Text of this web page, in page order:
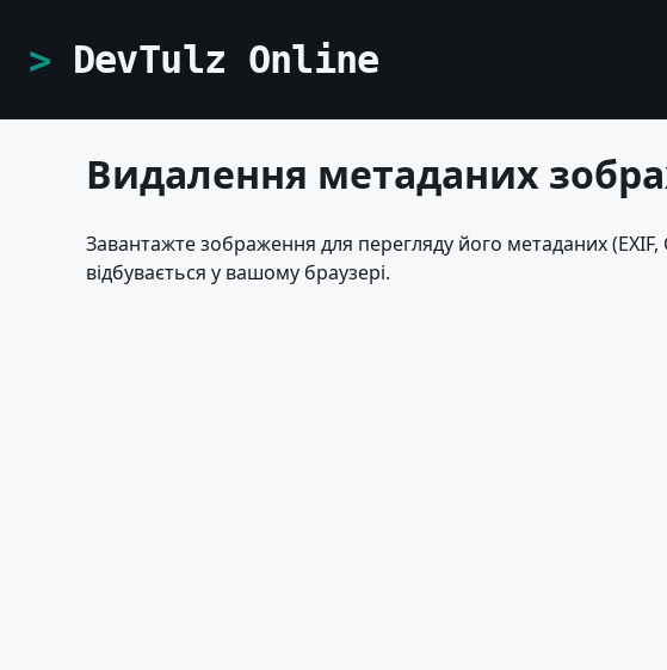
DevTulz Online
Видалення метаданих
Завантажте зображення для перегляду його метаданих (EXIF,
відбувається у вашому браузері.